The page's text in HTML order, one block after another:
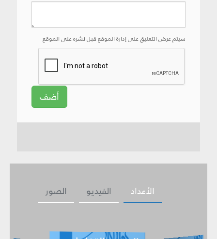
سيتم عرض التعليق على إدارة الموقع قبل نشره على الموقع
أضف
الصور الفيديو الأعداد